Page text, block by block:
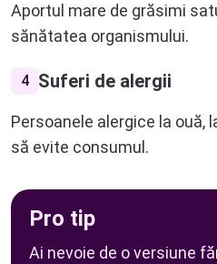
Aportul mare de grăsimi
sănătatea organismului.
4 Suferi de alergii
Persoanele alergice la ouă,
să evite consumul.
Pro tip
Ai nevoie de o versiune